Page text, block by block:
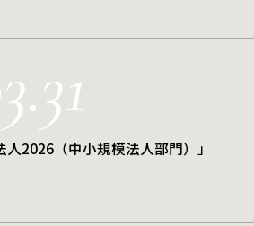
人2026（中小規模法人部門）」